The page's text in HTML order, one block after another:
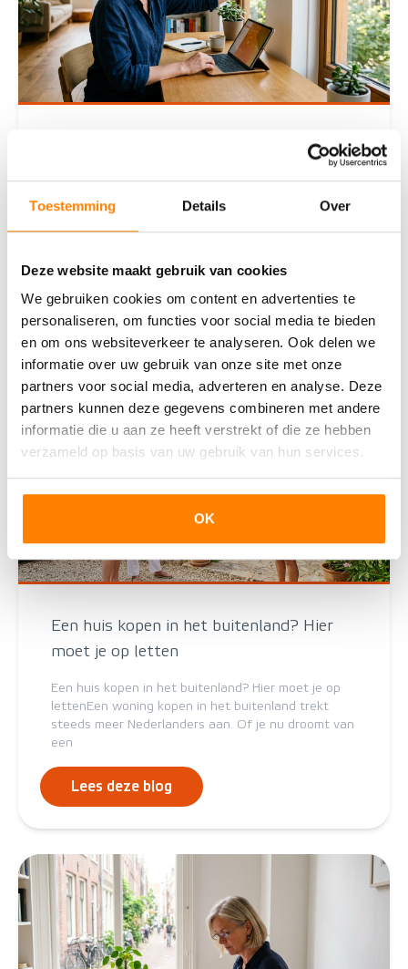
Toestemming Details Over
Deze website maakt gebruik van cookies
We gebruiken cookies om content en advertenties te
personaliseren, om functies voor social media te bieden
en om ons websiteverkeer te analyseren. Ook delen we
informatie over uw gebruik van onze site met onze
partners voor social media, adverteren en analyse. Deze
partners kunnen deze gegevens combineren met andere
informatie die u aan ze heeft verstrekt of die ze hebben
verzameld op basis van uw gebruik van hun services.
OK
Slimme technologie: wat levert een
Wat is een smart home precies?Een smart home is
afsta
Lees deze blog
Een huis kopen in het buitenland? Hier
moet je op letten
Een huis kopen in het buitenland? Hier moet je op
lettenEen woning kopen in het buitenland trekt
steeds meer Nederlanders aan. Of je nu droomt van
een
Lees deze blog